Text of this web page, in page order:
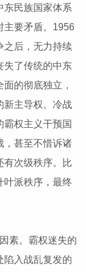
东民族国家体系
主要矛盾。1956
之后，无力持续
失了传统的中东
的彻底独立，
新主导权。冷战
权主义干预国
，甚至不惜诉诸
有次级秩序。比
叶派秩序，最终
素。霸权迷失的
陷入战乱复发的